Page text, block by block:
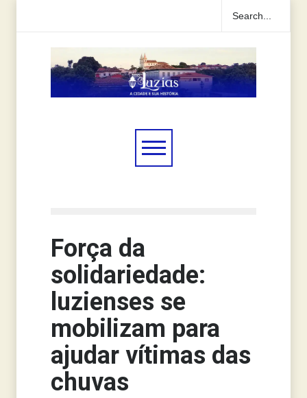
Força da
solidariedade:
luzienses se
mobilizam para
ajudar vítimas das
chuvas